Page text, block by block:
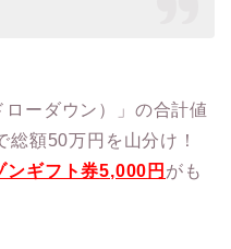
ローダウン）」の合計値
額50万円を山分け！
ンギフト券5,000 円 がも